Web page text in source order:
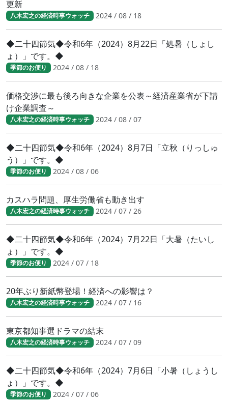
更新
八木宏之の経済時事ウォッチ 2024 / 08 / 18
◆二十四節気◆令和6年（2024）8月22日「処暑（しょし
ょ）」です。◆
季節のお便り 2024 / 08 / 18
価格交渉に最も後ろ向きな企業を公表～経済産業省が下請
け企業調査～
八木宏之の経済時事ウォッチ 2024 / 08 / 07
◆二十四節気◆令和6年（2024）8月7日「立秋（りっしゅ
う）」です。◆
季節のお便り 2024 / 08 / 06
カスハラ問題、厚生労働省も動き出す
八木宏之の経済時事ウォッチ 2024 / 07 / 26
◆二十四節気◆令和6年（2024）7月22日「大暑（たいし
ょ）」です。◆
季節のお便り 2024 / 07 / 18
20年ぶり新紙幣登場！経済への影響は？
八木宏之の経済時事ウォッチ 2024 / 07 / 16
東京都知事選ドラマの結末
八木宏之の経済時事ウォッチ 2024 / 07 / 09
◆二十四節気◆令和6年（2024）7月6日「小暑（しょうし
ょ）」です。◆
季節のお便り 2024 / 07 / 06